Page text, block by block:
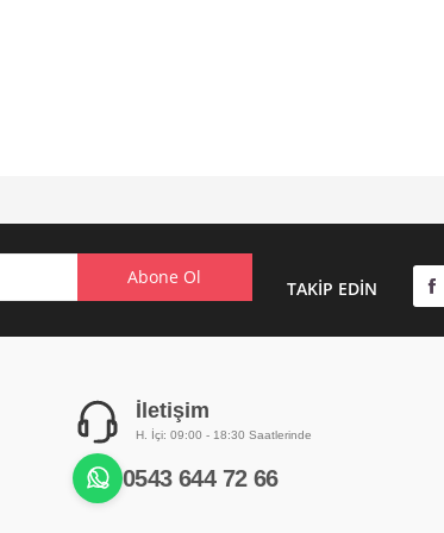
TAKIP EDIN
İletişim
H. İçi: 09:00 - 18:30 Saatlerinde
0543 644 72 66